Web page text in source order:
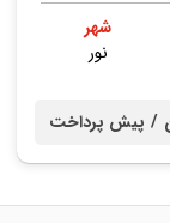
شهر
نور
پیش پرداخت